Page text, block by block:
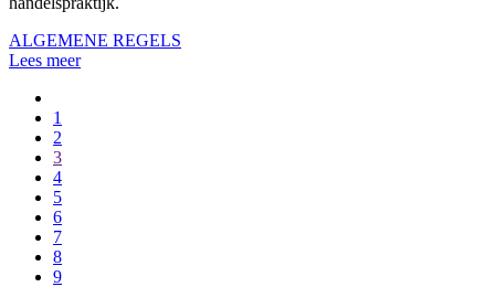
ALGEMENE REGELS
Lees meer
1
2
3
4
5
6
7
8
9